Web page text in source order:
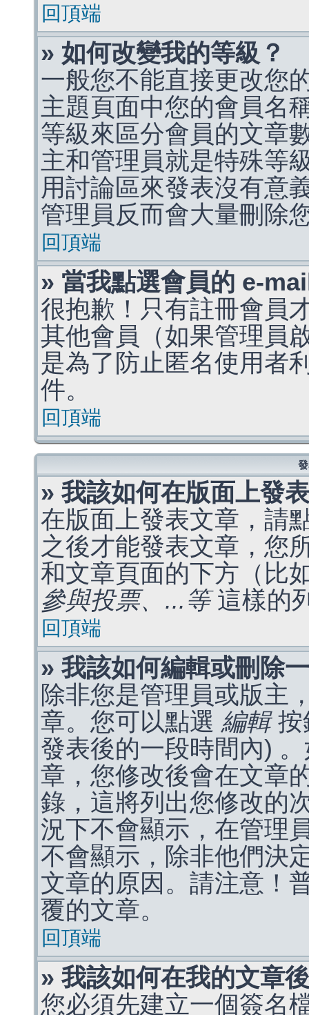
回頂端
» 如何改變我的等級？
一般您不能直接更改您
主題頁面中您的會員名
等級來區分會員的文章
主和管理員就是特殊等
用討論區來發表沒有意
管理員反而會大量刪除
回頂端
» 當我點選會員的 e-
很抱歉！只有註冊會員
其他會員（如果管理員
是為了防止匿名使用者
件。
回頂端
» 我該如何在版面上發
在版面上發表文章，請
之後才能發表文章，您
和文章頁面的下方（比
參與投票、...等這樣的
回頂端
» 我該如何編輯或刪除
除非您是管理員或版主
章。您可以點選 編輯按
發表後的一段時間內)
章，您修改後會在文章
錄，這將列出您修改的
況下不會顯示，在管理
不會顯示，除非他們決
文章的原因。請注意！
覆的文章。
回頂端
» 我該如何在我的文章
您必須先建立一個簽名